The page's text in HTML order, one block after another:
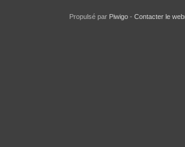
Propulsé par Piwigo - Contacter le